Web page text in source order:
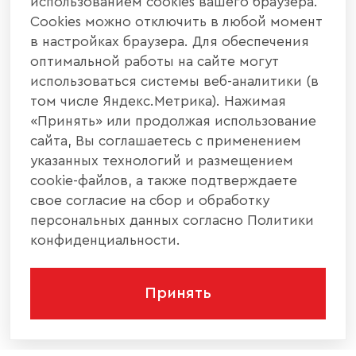
Cookies можно отключить в любой момент
в настройках браузера. Для обеспечения
оптимальной работы на сайте могут
использоваться системы веб-аналитики (в
том числе Яндекс.Метрика). Нажимая
«Принять» или продолжая использование
сайта, Вы соглашаетесь с применением
указанных технологий и размещением
cookie-файлов, а также подтверждаете
свое согласие на сбор и обработку
персональных данных согласно Политики
конфиденциальности.
Принять